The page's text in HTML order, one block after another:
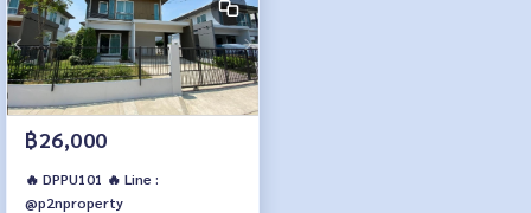
฿26,000
🔥 DPPU101 🔥 Line :
@p2nproperty